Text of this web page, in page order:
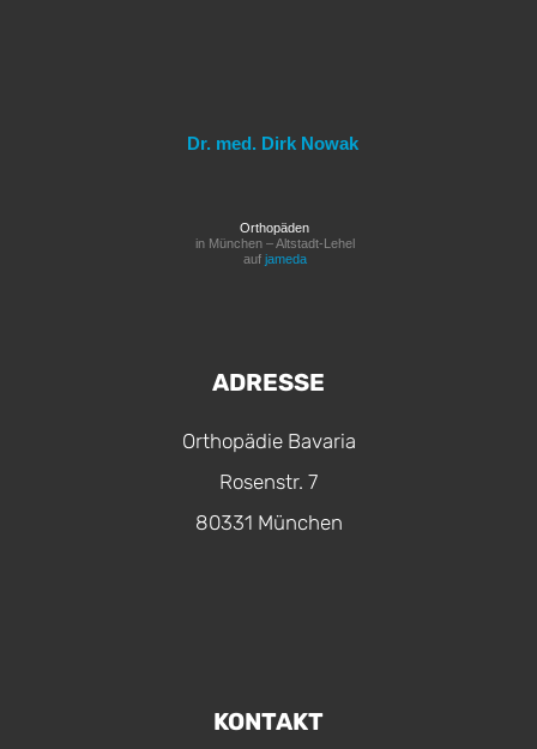
Dr. med. Dirk Nowak
Orthopäden
in München – Altstadt-Lehel
auf jameda
ADRESSE
Orthopädie Bavaria
Rosenstr. 7
80331 München
KONTAKT